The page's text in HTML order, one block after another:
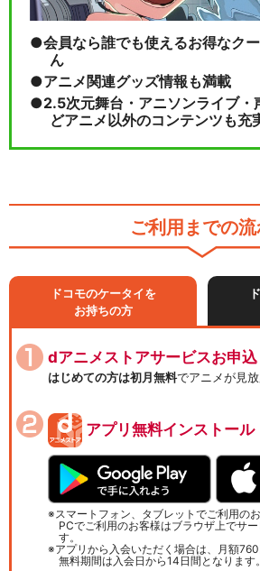
会員なら誰でも使えるお得なク
ん
アニメ関連グッズ情報も満載
2.5次元舞台・アニソンライブ・
どアニメ以外のコンテンツも充
ご利用までの
ドコモのケータイを
お持ちの方
dアニメストアサービスお申込
はじめての方は初月無料でアニメが見放
アプリ無料インストール
スマートフォン、タブレットでご利用の
PCでご利用のお客様はブラウザ上でサ
す。
アプリから入会いただく場合は、月額
無料期間は入会日から14日間となります。